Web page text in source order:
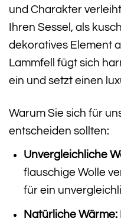
und Charakter
Ihren Sessel, als
dekoratives Element
Lammfell fügt sich
ein und setzt einen
Warum Sie sich für
entscheiden sollten:
Unvergleichliche
flauschige Wolle
für ein
Natürliche Wärme: